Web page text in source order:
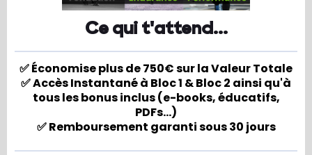
Ce qui t'attend...
✅ Économise plus de 750€ sur la Valeur Totale
✅ Accès Instantané à Bloc 1 & Bloc 2 ainsi qu'à
tous les bonus inclus (e-books, éducatifs,
PDFs...)
✅ Remboursement garanti sous 30 jours